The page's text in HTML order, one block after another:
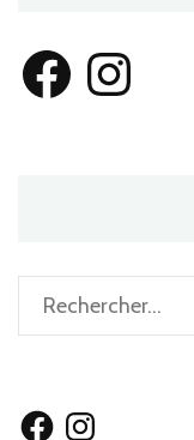
FacebookInstagram
Rechercher :
FacebookInstagram